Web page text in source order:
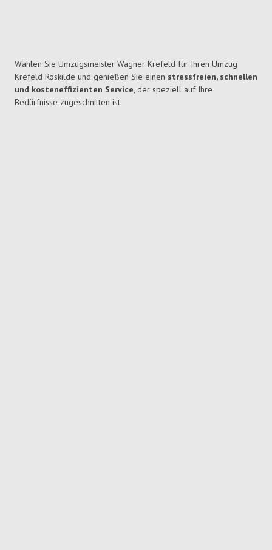
Wählen Sie Umzugsmeister Wagner Krefeld für Ihren Umzug
Krefeld Roskilde und genießen Sie einen stressfreien, schnellen
und kosteneffizienten Service, der speziell auf Ihre
Bedürfnisse zugeschnitten ist.